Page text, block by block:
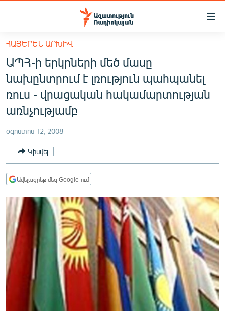
Մատչելիության
հիմնական
բովանդակությանը
Անցնել
հիմնական
մենյուին
Որոնում
ՀԱՅԱՍՏԱՆ
ՔԱՂԱՔԱԿԱՆ
ԸՆՏՐՈՒԹՅՈՒՆՆԵՐ 2026
ՏՆՏԵՍՈՒԹՅՈՒՆ
ՂԱՐԱԲԱՂ
ՊԱՏԵՐԱԶՄԻ 6 ՇԱԲԱԹՆԵՐԸ
ՏԱՐԱԾԱՇՐՋԱՆ
ՄԻՋԱԶԳԱՅԻՆ
ՄՇԱԿՈՒՅԹ
ՍՊՈՐՏ
ՄԵԿՆԱԲԱՆՈՒԹՅՈՒՆ
ՏՏ ԵՒ ԻՆՏԵՐՆԵՏ
ՀԱՅԵՐԵՆ ԱՐԽԻՎ
ԱՊՀ-ի երկրների մեծ մասը
նախընտրում է լռություն պահպանել
ռուս - վրացական հակամարտության
առնչությամբ
օգոստոս 12, 2008
Կիսվել
Ավելացրեք մեզ Google-ում